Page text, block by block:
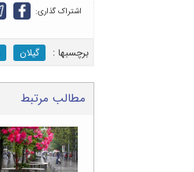
اشتراک گذاری:
برچسب‎ها : گیلان
مطالب مرتبط